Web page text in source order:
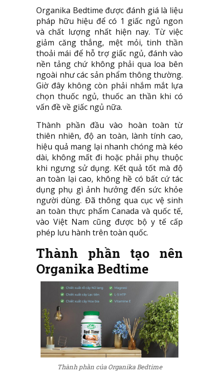
Organika Bedtime được đánh giá là liệu
pháp hữu hiệu để có 1 giấc ngủ ngon
và chất lượng nhất hiện nay. Từ việc
giảm căng thẳng, mệt mỏi, tinh thần
thoải mái để hỗ trợ giấc ngủ, đánh vào
nền tảng chứ không phải qua loa bên
ngoài như các sản phẩm thông thường.
Giờ đây không còn phải nhắm mắt lựa
chọn thuốc ngủ, thuốc an thần khi có
vấn đề về giấc ngủ nữa.
Thành phần đầu vào hoàn toàn từ
thiên nhiên, độ an toàn, lành tính cao,
hiệu quả mang lại nhanh chóng mà kéo
dài, không mất đi hoặc phải phụ thuộc
khi ngưng sử dụng. Kết quả tốt mà độ
an toàn lại cao, không hề có bất cứ tác
dụng phụ gì ảnh hưởng đến sức khỏe
người dùng. Đã thông qua cục vệ sinh
an toàn thực phẩm Canada và quốc tế,
vào Việt Nam cũng được bộ y tế cấp
phép lưu hành trên toàn quốc.
Thành phần tạo nên
Organika Bedtime
Thành phần của Organika Bedtime